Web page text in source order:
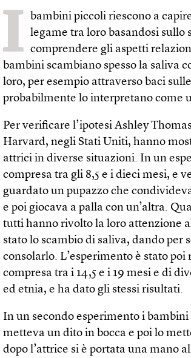
I
bambini piccoli riescono a
legame tra loro basandosi sullo
comprendere gli aspetti
bambini scambiano spesso la saliva
loro, per esempio attraverso baci
probabilmente lo interpretano come
Per verificare l’ipotesi Ashley
Harvard, negli Stati Uniti, hanno
attrici in diverse situazioni. In un
compresa tra gli 8,5 e i dieci mesi, e
guardato un pupazzo che
e poi giocava a palla con un’altra.
tutti hanno rivolto la loro attenzione
stato lo scambio di saliva, dando per
consolarlo. L’esperimento è stato
compresa tra i 14,5 e i 19 mesi e di
ed etnia, e ha dato gli stessi risultati.
In un secondo esperimento i
metteva un dito in bocca e poi lo
dopo l’attrice si è portata una mano